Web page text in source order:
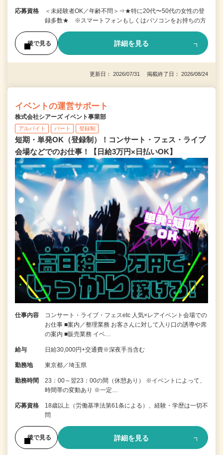
応募資格
＜未経験者OK／年齢不問＞⇒★特に20代〜50代の女性の登
録多数★ ※スマートフォンもしくはパソコンをお持ちの方
後で見る 詳細を見る
更新日： 2026/07/31 掲載終了日： 2026/08/24
イベントの運営サポート
株式会社シアーズ イベント事業部
アルバイト パート 登録制
短期・単発OK（登録制）！コンサート・フェス・ライブ
会場などでのお仕事！【日給3万円×日払いOK】
仕事内容
コンサート・ライブ・フェスetc 人気×レアイベント会場での
お仕事 ■案内／整理業務 お客さんに対して入り口の誘導や席
の案内 ■販売業務 イベ…
給与 日給30,000円+交通費※深夜手当含む
勤務地 東京都／埼玉県
勤務時間
23：00～翌23：00の間（休憩あり） ※イベントによって、
時間帯の変動あり ※一定…
応募資格
18歳以上（労働基準法第61条による）、経験・学歴は一切不
問
後で見る 詳細を見る